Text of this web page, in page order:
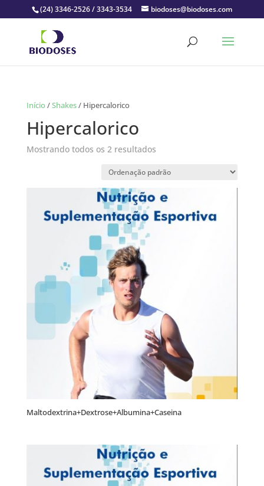
(24) 3346-2526 / 3343-3534 biodoses@biodoses.com
Início /Shakes/ Hipercalorico
Hipercalorico
Mostrando todos os 2 resultados
Maltodextrina+Dextrose+Albumina+Caseina